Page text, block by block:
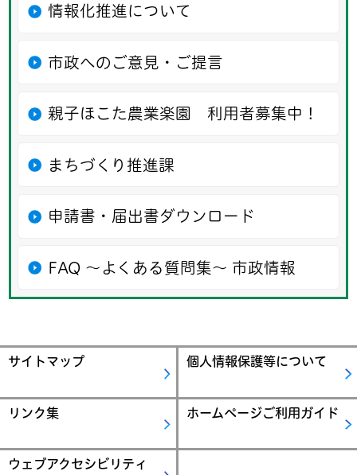
情報化推進について
市政へのご意見・ご提言
親子ほこた農業楽園 利用者募集中！
まちづくり推進課
申請書・届出書ダウンロード
FAQ ～よくある質問集～ 市政情報
サイトマップ 個人情報保護等について
リンク集 ホームページご利用ガイド
ウェブアクセシビリティ